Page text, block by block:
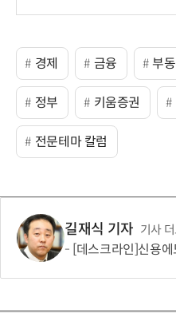
경제 금융 부
정부 키움증권
전문테마 칼럼
길재식 기자 기사 더
[데스크라인]신용